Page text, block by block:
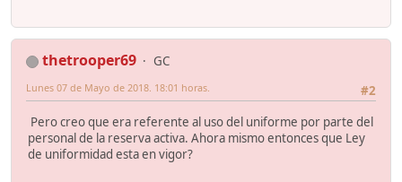
thetrooper69
GC
#2
Lunes 07 de Mayo de 2018. 18:01 horas.
Pero creo que era referente al uso del uniforme por parte del
personal de la reserva activa. Ahora mismo entonces que Ley
de uniformidad esta en vigor?